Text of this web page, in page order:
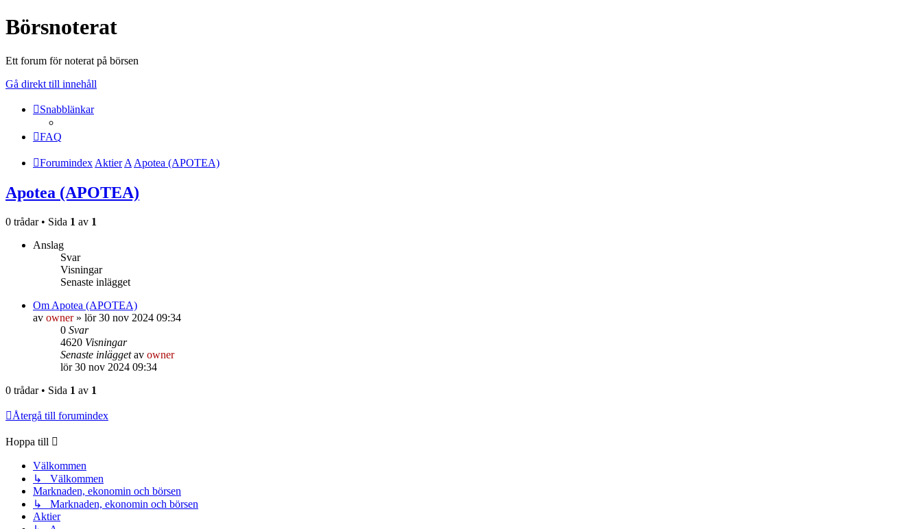
Börsnoterat
Ett forum för noterat på börsen
Gå direkt till innehåll
Snabblänkar
FAQ
Forumindex Aktier A Apotea (APOTEA)
Apotea (APOTEA)
0 trådar • Sida 1 av 1
Anslag
Svar
Visningar
Senaste inlägget
Om Apotea (APOTEA)
av owner» lör 30 nov 2024 09:34
0 Svar
4620 Visningar
Senaste inläggetav owner
lör 30 nov 2024 09:34
0 trådar • Sida 1 av 1
Återgå till forumindex
Hoppa till
Välkommen
↳ Välkommen
Marknaden, ekonomin och börsen
↳ Marknaden, ekonomin och börsen
Aktier